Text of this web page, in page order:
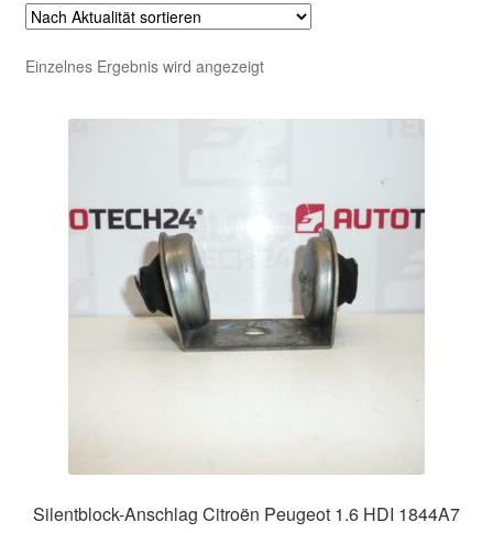
Einzelnes Ergebnis wird angezeigt
Silentblock-Anschlag Citroën Peugeot 1.6 HDI 1844A7